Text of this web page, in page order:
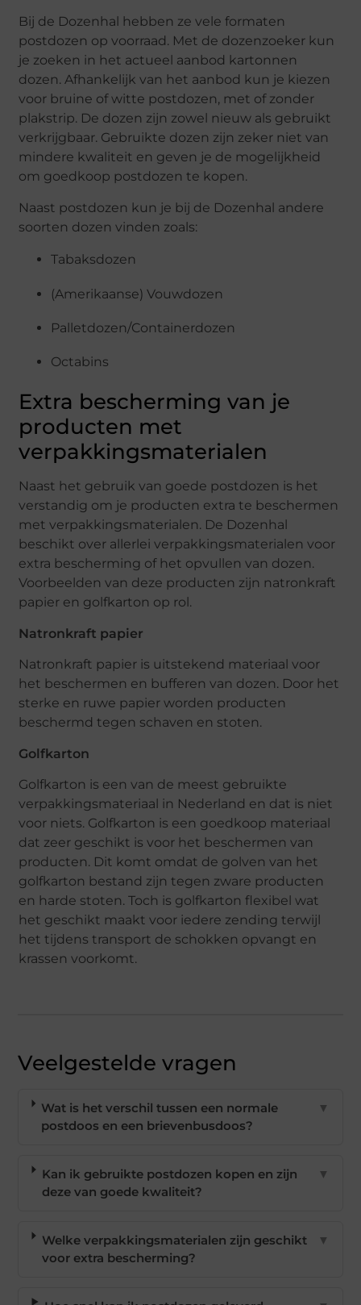
Bij de Dozenhal hebben ze vele formaten
postdozen op voorraad. Met de dozenzoeker kun
je zoeken in het actueel aanbod kartonnen
dozen. Afhankelijk van het aanbod kun je kiezen
voor bruine of witte postdozen, met of zonder
plakstrip. De dozen zijn zowel nieuw als gebruikt
verkrijgbaar. Gebruikte dozen zijn zeker niet van
mindere kwaliteit en geven je de mogelijkheid
om goedkoop postdozen te kopen.
Naast postdozen kun je bij de Dozenhal andere
soorten dozen vinden zoals:
Tabaksdozen
(Amerikaanse) Vouwdozen
Palletdozen/Containerdozen
Octabins
Extra bescherming van je
producten met
verpakkingsmaterialen
Naast het gebruik van goede postdozen is het
verstandig om je producten extra te beschermen
met verpakkingsmaterialen. De Dozenhal
beschikt over allerlei verpakkingsmaterialen voor
extra bescherming of het opvullen van dozen.
Voorbeelden van deze producten zijn natronkraft
papier en golfkarton op rol.
Natronkraft papier
Natronkraft papier is uitstekend materiaal voor
het beschermen en bufferen van dozen. Door het
sterke en ruwe papier worden producten
beschermd tegen schaven en stoten.
Golfkarton
Golfkarton is een van de meest gebruikte
verpakkingsmateriaal in Nederland en dat is niet
voor niets. Golfkarton is een goedkoop materiaal
dat zeer geschikt is voor het beschermen van
producten. Dit komt omdat de golven van het
golfkarton bestand zijn tegen zware producten
en harde stoten. Toch is golfkarton flexibel wat
het geschikt maakt voor iedere zending terwijl
het tijdens transport de schokken opvangt en
krassen voorkomt.
Veelgestelde vragen
Wat is het verschil tussen een normale
postdoos en een brievenbusdoos?
▼
Kan ik gebruikte postdozen kopen en zijn
deze van goede kwaliteit?
▼
Welke verpakkingsmaterialen zijn geschikt
voor extra bescherming?
▼